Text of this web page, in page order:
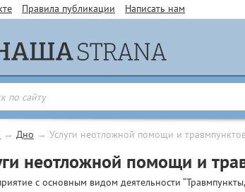
Правила публикации Написать нам
→ Дно → Услуги неотложной помощи и травмпунктов
неотложной помощи и
с основным видом деятельности